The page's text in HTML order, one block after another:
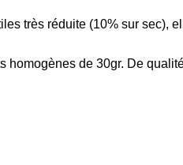
très réduite (10% sur sec),
homogènes de 30gr. De